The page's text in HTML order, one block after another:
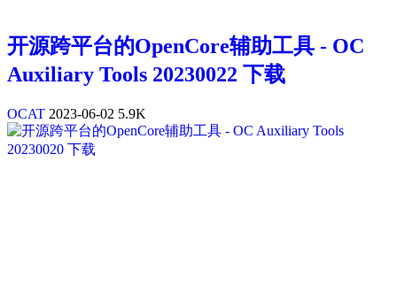
开源跨平台的OpenCore辅助工具 - OC
Auxiliary Tools 20230022 下载
OCAT 2023-06-02 5.9K